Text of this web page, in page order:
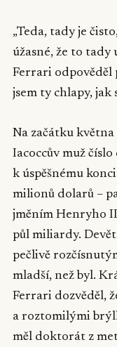
„Teda, tady je
úžasné, že to tady
Ferrari odpověděl
jsem ty chlapy, jak
Na začátku
Iacoccův muž
k úspěšnému
milionů dolarů –
jměním Henryho
půl miliardy.
pečlivě
mladší, než byl.
Ferrari dozvěděl,
a roztomilými
měl doktorát z